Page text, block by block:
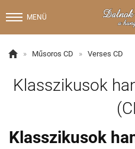
MENÜ
 » Műsoros CD » Verses CD
Klasszikusok
Klasszikusok